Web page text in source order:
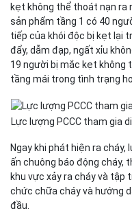
kẹt không thể thoát nạn ra
sản phẩm tầng 1 có 40
tiếp của khói độc bị kẹt lại
đẩy, dẫm đạp, ngất xỉu
19 người bị mắc kẹt không
tầng mái trong tình trạng
Lực lượng PCCC tham gia
Ngay khi phát hiện ra cháy,
ấn chuông báo động cháy,
khu vực xảy ra cháy và tập
chức chữa cháy và hướng
đầu.